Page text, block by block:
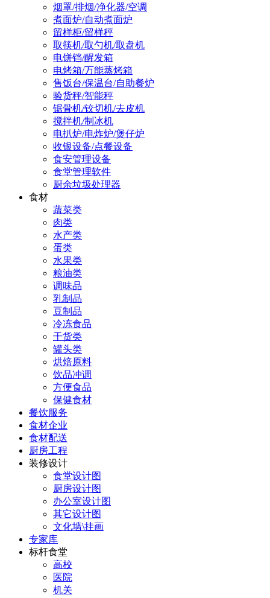
烟罩/排烟/净化器/空调
煮面炉/自动煮面炉
留样柜/留样秤
取筷机/取勺机/取盘机
电饼铛/醒发箱
电烤箱/万能蒸烤箱
售饭台/保温台/自助餐炉
验货秤/智能秤
锯骨机/铰切机/去皮机
搅拌机/制冰机
电扒炉/电炸炉/煲仔炉
收银设备/点餐设备
食安管理设备
食堂管理软件
厨余垃圾处理器
食材
蔬菜类
肉类
水产类
蛋类
水果类
粮油类
调味品
乳制品
豆制品
冷冻食品
干货类
罐头类
烘焙原料
饮品冲调
方便食品
保健食材
餐饮服务
食材企业
食材配送
厨房工程
装修设计
食堂设计图
厨房设计图
办公室设计图
其它设计图
文化墙\挂画
专家库
标杆食堂
高校
医院
机关